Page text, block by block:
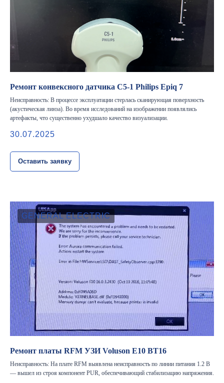
Ремонт конвексного датчика C5-1 Philips Epiq 7
Неисправность: В процессе эксплуатации стерлась сканирующая поверхность
(акустическая линза). Во время исследований на изображении появлялись
артефакты, что существенно ухудшало качество визуализации.
30.07.2025
Оставить заявку
GENERAL ELECTRIC
Ремонт платы RFM УЗИ Voluson E10 BT16
Неисправность: На плате RFM выявлена неисправность по линии питания 1.2 В
— вышел из строя компонент PUR, обеспечивающий стабилизацию напряжения.